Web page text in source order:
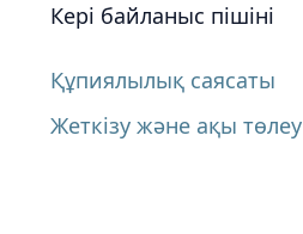
Кері байланыс пішіні
Құпиялылық саясаты
Жеткізу және ақы төлеу